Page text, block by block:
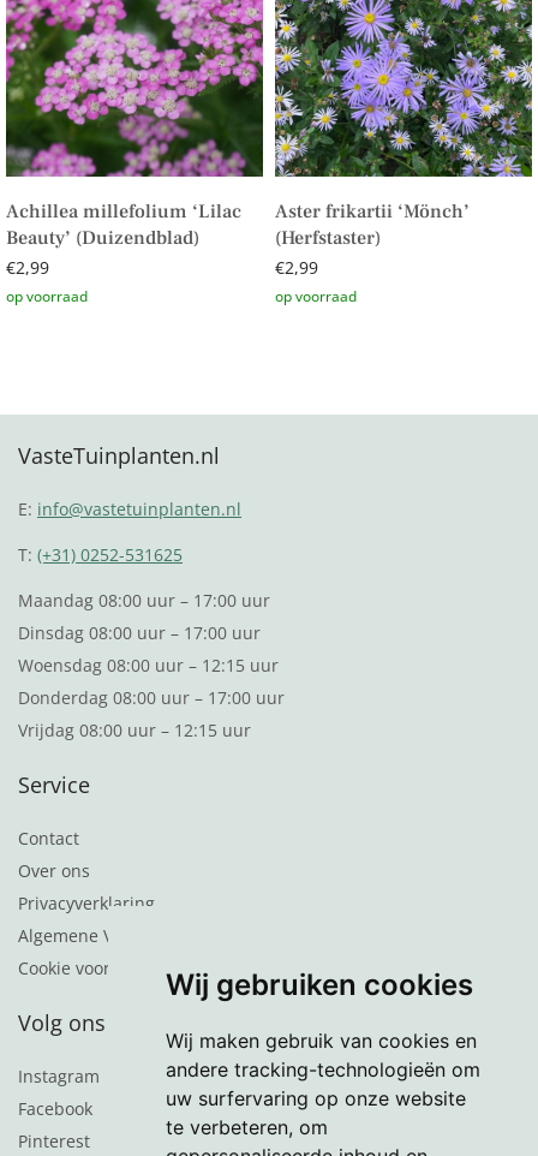
Wij gebruiken cookies
Wij maken gebruik van cookies en
andere tracking-technologieën om
uw surfervaring op onze website
te verbeteren, om
Achillea millefolium ‘Lilac
Beauty’ (Duizendblad)
€2,99
Aster frikartii ‘Mönch’
(Herfstaster)
€2,99
VasteTuinplanten.nl
E: info@vastetuinplanten.nl
T:(+31) 0252-531625
Maandag 08:00 uur – 17:00 uur
Dinsdag 08:00 uur – 17:00 uur
Woensdag 08:00 uur – 12:15 uur
Donderdag 08:00 uur – 17:00 uur
Vrijdag 08:00 uur – 12:15 uur
Service
Contact
Over ons
Privacyverklaring
Algemene Voorwaarden
Cookie voorkeuren
Volg ons
Instagram
Facebook
Pinterest